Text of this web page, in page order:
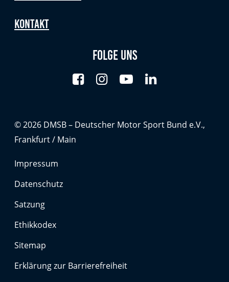
Kontakt
Folge uns
© 2026 DMSB – Deutscher Motor Sport Bund e.V.,
Frankfurt / Main
Impressum
Datenschutz
Satzung
Ethikkodex
Sitemap
Erklärung zur Barrierefreiheit